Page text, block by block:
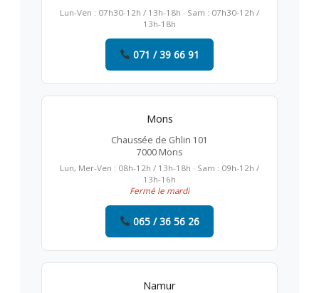
Lun-Ven : 07h30-12h / 13h-18h · Sam : 07h30-12h /
13h-18h
071 / 39 66 91
Mons
Chaussée de Ghlin 101
7000 Mons
Lun, Mer-Ven : 08h-12h / 13h-18h · Sam : 09h-12h /
13h-16h
Fermé le mardi
065 / 36 56 26
Namur